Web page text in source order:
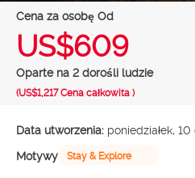
Cena za osobę Od
US$609
Oparte na 2 dorośli ludzie
(US$1,217Cena całkowita)
Data utworzenia: poniedziałek,
Motywy
Stay & Explore